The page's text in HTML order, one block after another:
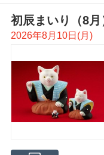
初辰まいり（8月
2026年8月10日(月)